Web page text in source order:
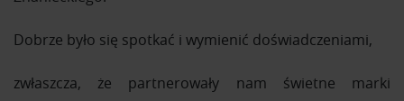
Dobrze było się spotkać i wymienić doświadczeniami,
zwłaszcza, że partnerowały nam świetne marki